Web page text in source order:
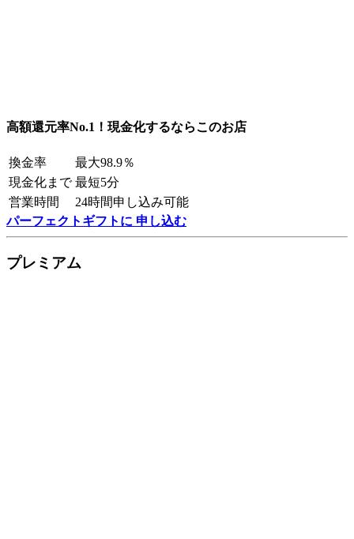
高額還元率No.1！現金化するならこのお店
換金率
最大98.9％
現金化まで 最短5分
営業時間
24時間申し込み可能
パーフェクトギフトに 申し込む
プレミアム